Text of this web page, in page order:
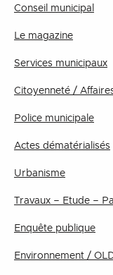
Conseil municipal
Le magazine
Services municipaux
Citoyenneté /
Police municipale
Actes dématérialisés
Urbanisme
Travaux – Etude –
Enquête publique
Environnement /